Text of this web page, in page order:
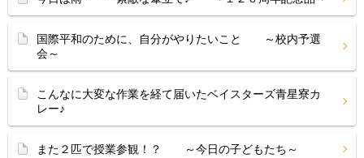
国際平和のために、自分がやりたいこと ～校内予選
会～
こんなに大変な作業を経て届いたベイスターズ青星寮カ
レー♪
また２匹で授業参観！？ ～今日の子どもたち～